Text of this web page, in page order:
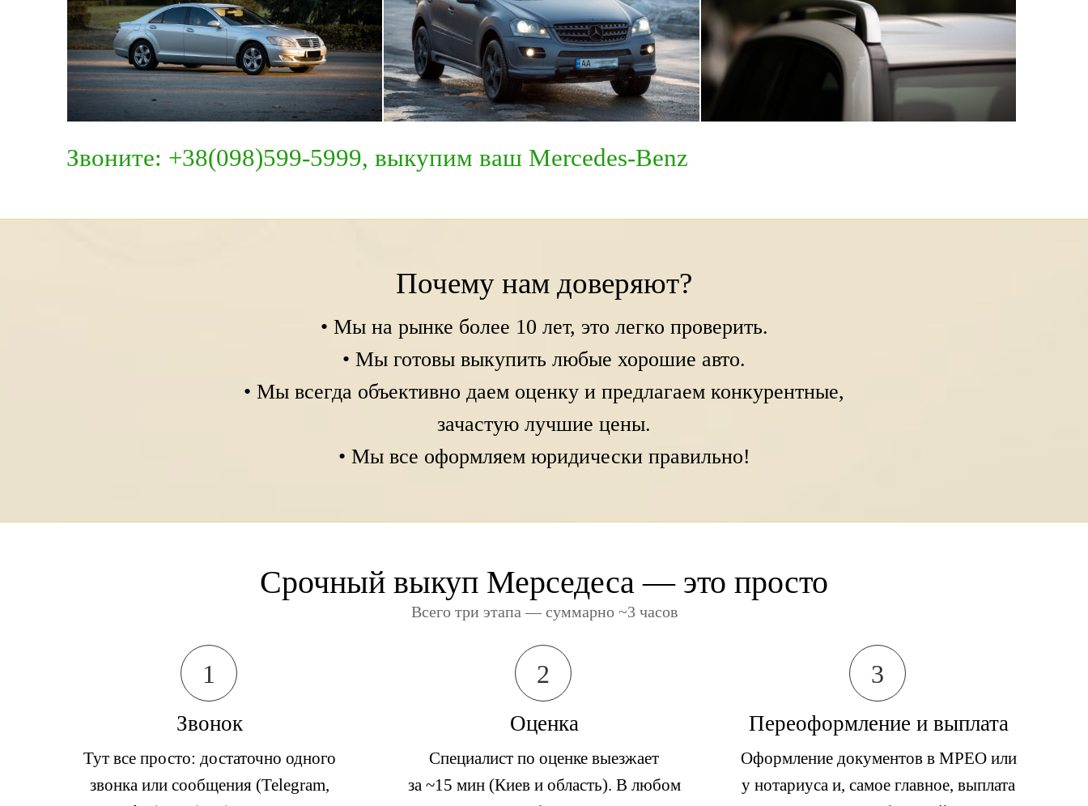
Звоните: +38(098)599-5999, выкупим ваш Mercedes-Benz
Почему нам доверяют?
• Мы на рынке более 10 лет, это легко проверить.
• Мы готовы выкупить любые хорошие авто.
• Мы всегда объективно даем оценку и предлагаем конкурентные,
зачастую лучшие цены.
• Мы все оформляем юридически правильно!
Срочный выкуп Мерседеса — это просто
Всего три этапа — суммарно ~3 часов
1
Звонок
Тут все просто: достаточно одного
звонка или сообщения (Telegram,
2
Оценка
Специалист по оценке выезжает
за ~15 мин (Киев и область). В любом
3
Переоформление и выплата
Оформление документов в МРЕО или
у нотариуса и, самое главное, выплата